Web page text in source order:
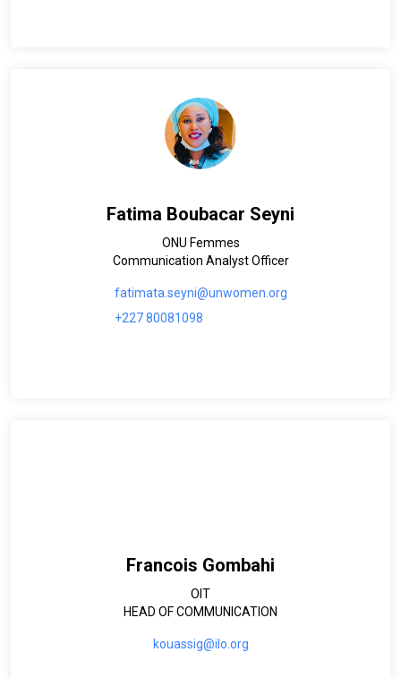
Fatima Boubacar Seyni
ONU Femmes
Communication Analyst Officer
fatimata.seyni@unwomen.org
+227 80081098
Francois Gombahi
OIT
HEAD OF COMMUNICATION
kouassig@ilo.org